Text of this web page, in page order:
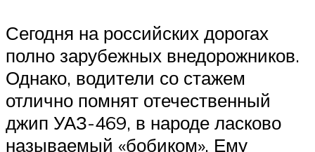
Сегодня на российских дорогах
полно зарубежных внедорожников.
Однако, водители со стажем
отлично помнят отечественный
джип УАЗ-469, в народе ласково
называемый «бобиком». Ему